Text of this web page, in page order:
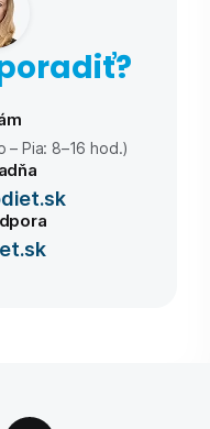
– Pia: 8–16 hod.)